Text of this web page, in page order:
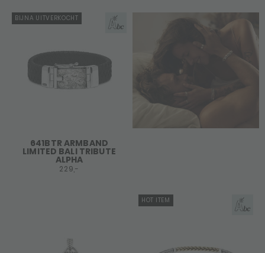
BIJNA UITVERKOCHT
641BTR ARMBAND
LIMITED BALI TRIBUTE
ALPHA
229,-
HOT ITEM